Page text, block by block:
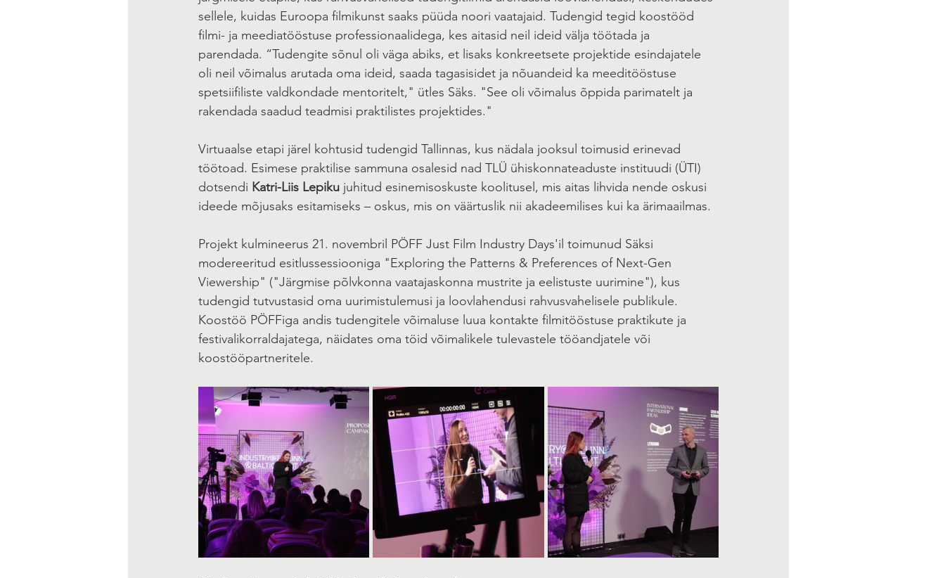
sellele, kuidas Euroopa filmikunst saaks püüda noori vaatajaid. Tudengid tegid koostööd
filmi- ja meediatööstuse professionaalidega, kes aitasid neil ideid välja töötada ja
parendada. “Tudengite sõnul oli väga abiks, et lisaks konkreetsete projektide esindajatele
oli neil võimalus arutada oma ideid, saada tagasisidet ja nõuandeid ka meeditööstuse
spetsiifiliste valdkondade mentoritelt," ütles Säks. "See oli võimalus õppida parimatelt ja
rakendada saadud teadmisi praktilistes projektides."
Virtuaalse etapi järel kohtusid tudengid Tallinnas, kus nädala jooksul toimusid erinevad
töötoad. Esimese praktilise sammuna osalesid nad TLÜ ühiskonnateaduste instituudi (ÜTI)
dotsendi Katri-Liis Lepiku juhitud esinemisoskuste koolitusel, mis aitas lihvida nende oskusi
ideede mõjusaks esitamiseks – oskus, mis on väärtuslik nii akadeemilises kui ka ärimaailmas.
Projekt kulmineerus 21. novembril PÖFF Just Film Industry Days'il toimunud Säksi
modereeritud esitlussessiooniga "Exploring the Patterns & Preferences of Next-Gen
Viewership" ("Järgmise põlvkonna vaatajaskonna mustrite ja eelistuste uurimine"), kus
tudengid tutvustasid oma uurimistulemusi ja loovlahendusi rahvusvahelisele publikule.
Koostöö PÖFFiga andis tudengitele võimaluse luua kontakte filmitööstuse praktikute ja
festivalikorraldajatega, näidates oma töid võimalikele tulevastele tööandjatele või
koostööpartneritele.